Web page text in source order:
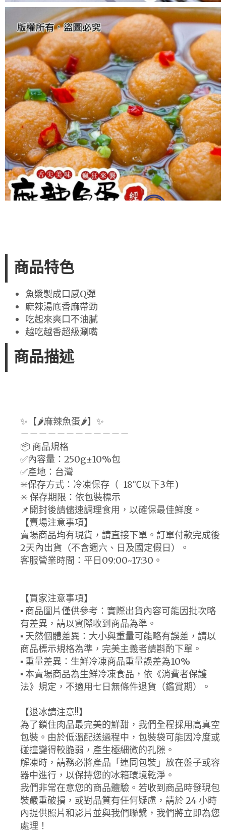
商品特色
魚漿製成口感Q彈
麻辣湯底香麻帶勁
吃起來爽口不油膩
越吃越香超級涮嘴
商品描述
✨【🌶麻辣魚蛋🌶】✨
－－－－－－－－－－－－
📦 商品規格
✅內容量：250g±10%包
✅產地：台灣
✳️保存方式：冷凍保存（-18℃以下3年)
✳️ 保存期限：依包裝標示
📌開封後請儘速調理食用，以確保最佳鮮度。
【賣場注意事項】
賣場商品均有現貨，請直接下單。訂單付款完成後
2天內出貨（不含週六、日及國定假日）。
客服營業時間：平日09:00~17:30。
【買家注意事項】
▪ 商品圖片僅供參考：實際出貨內容可能因批次略
有差異，請以實際收到商品為準。
▪ 天然個體差異：大小與重量可能略有誤差，請以
商品標示規格為準，完美主義者請斟酌下單。
▪ 重量差異：生鮮冷凍商品重量誤差為10%
▪ 本賣場商品為生鮮冷凍食品，依《消費者保護
法》規定，不適用七日無條件退貨（鑑賞期）。
【退冰請注意!!】
為了鎖住肉品最完美的鮮甜，我們全程採用高真空
包裝。由於低溫配送過程中，包裝袋可能因冷度或
碰撞變得較脆弱，產生極細微的孔隙。
解凍時，請務必將產品「連同包裝」放在盤子或容
器中進行，以保持您的冰箱環境乾淨。
我們非常在意您的商品體驗。若收到商品時發現包
裝嚴重破損，或對品質有任何疑慮，請於 24 小時
內提供照片和影片並與我們聯繫，我們將立即為您
處理！